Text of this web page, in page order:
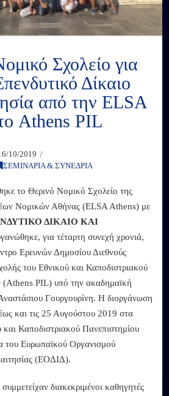
Σχολείο για
Δίκαιο
από την ELSA
Athens PIL
10/2019
ΣΕΜΙΝΑΡΙΑ & ΣΥΝΕΔΡΙΑ
το Θερινό Νομικό Σχολείο της
Νομικών Αθήνας (ELSA Athens) με
ΔΙΚΑΙΟ ΚΑΙ
για τέταρτη συνεχή χρονιά,
Ερευνών Δημοσίου Διεθνούς
του Εθνικού και Καποδιστριακού
(Athens PIL) υπό την ακαδημαϊκή
Γουργουρίνη. Η διοργάνωση
και τις 25 Αυγούστου 2019 στα
Καποδιστριακού Πανεπιστημίου
του Ευρωπαϊκού Οργανισμού
(ΕΟΔΙΔ).
διακεκριμένοι καθηγητές